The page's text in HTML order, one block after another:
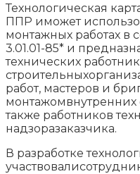
Технологическая
ППР иможет
монтажных работах в
3.01.01-85* и
технических
работ, мастеров и
монтажомвнутренних
также работников
надзоразаказчика.
В разработке